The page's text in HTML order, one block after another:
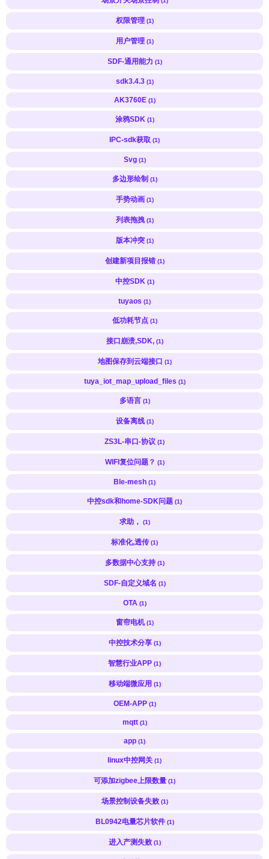
权限管理 (1)
用户管理 (1)
SDF-通用能力 (1)
sdk3.4.3 (1)
AK3760E (1)
涂鸦SDK (1)
IPC-sdk获取 (1)
Svg (1)
多边形绘制 (1)
手势动画 (1)
列表拖拽 (1)
版本冲突 (1)
创建新项目报错 (1)
中控SDK (1)
tuyaos (1)
低功耗节点 (1)
接口崩溃,SDK, (1)
地图保存到云端接口 (1)
tuya_iot_map_upload_files (1)
多语言 (1)
设备离线 (1)
ZS3L-串口-协议 (1)
WIFI复位问题？ (1)
Ble-mesh (1)
中控sdk和home-SDK问题 (1)
求助， (1)
标准化,透传 (1)
多数据中心支持 (1)
SDF-自定义域名 (1)
OTA (1)
窗帘电机 (1)
中控技术分享 (1)
智慧行业APP (1)
移动端微应用 (1)
OEM-APP (1)
mqtt (1)
app (1)
linux中控网关 (1)
可添加zigbee上限数量 (1)
场景控制设备失败 (1)
BL0942电量芯片软件 (1)
进入产测失败 (1)